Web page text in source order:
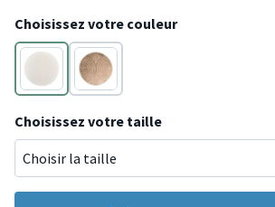
Choisissez votre couleur
Crème
Taupe
Choisissez votre taille